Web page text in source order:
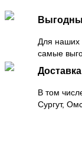
Для наших
самые
В том
Сургут,